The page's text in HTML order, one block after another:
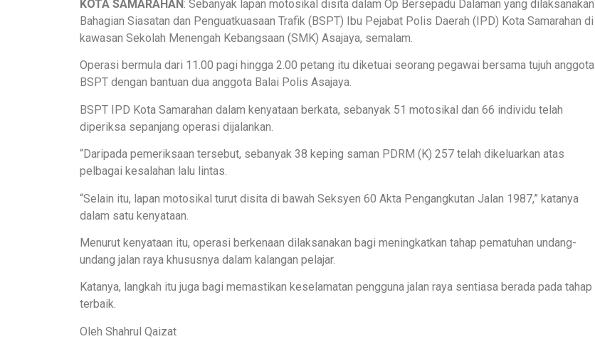
KOTA SAMARAHAN: Sebanyak lapan motosikal disita dalam Op Bersepadu Dalaman yang dilaksanakan
Bahagian Siasatan dan Penguatkuasaan Trafik (BSPT) Ibu Pejabat Polis Daerah (IPD) Kota Samarahan di
kawasan Sekolah Menengah Kebangsaan (SMK) Asajaya, semalam.
Operasi bermula dari 11.00 pagi hingga 2.00 petang itu diketuai seorang pegawai bersama tujuh anggota
BSPT dengan bantuan dua anggota Balai Polis Asajaya.
BSPT IPD Kota Samarahan dalam kenyataan berkata, sebanyak 51 motosikal dan 66 individu telah
diperiksa sepanjang operasi dijalankan.
“Daripada pemeriksaan tersebut, sebanyak 38 keping saman PDRM (K) 257 telah dikeluarkan atas
pelbagai kesalahan lalu lintas.
“Selain itu, lapan motosikal turut disita di bawah Seksyen 60 Akta Pengangkutan Jalan 1987,” katanya
dalam satu kenyataan.
Menurut kenyataan itu, operasi berkenaan dilaksanakan bagi meningkatkan tahap pematuhan undang-
undang jalan raya khususnya dalam kalangan pelajar.
Katanya, langkah itu juga bagi memastikan keselamatan pengguna jalan raya sentiasa berada pada tahap
terbaik.
Oleh Shahrul Qaizat